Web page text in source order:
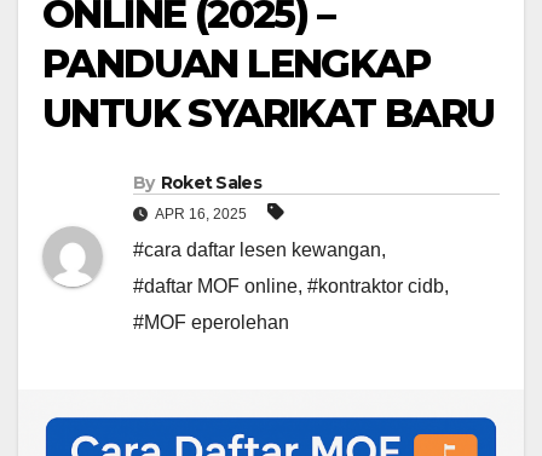
ONLINE (2025) –
PANDUAN LENGKAP
UNTUK SYARIKAT BARU
By Roket Sales
APR 16, 2025
#cara daftar lesen kewangan,
#daftar MOF online, #kontraktor cidb,
#MOF eperolehan